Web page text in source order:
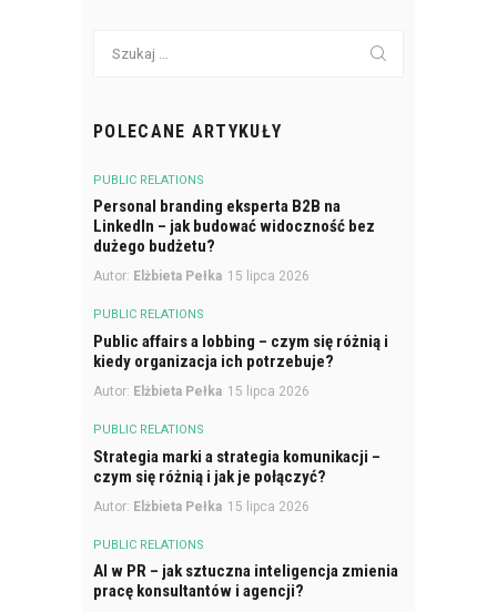
POLECANE ARTYKUŁY
PUBLIC RELATIONS
Personal branding eksperta B2B na
LinkedIn – jak budować widoczność bez
dużego budżetu?
Autor: Elżbieta Pełka 15 lipca 2026
PUBLIC RELATIONS
Public affairs a lobbing – czym się różnią i
kiedy organizacja ich potrzebuje?
Autor: Elżbieta Pełka 15 lipca 2026
PUBLIC RELATIONS
Strategia marki a strategia komunikacji –
czym się różnią i jak je połączyć?
Autor: Elżbieta Pełka 15 lipca 2026
PUBLIC RELATIONS
AI w PR – jak sztuczna inteligencja zmienia
pracę konsultantów i agencji?